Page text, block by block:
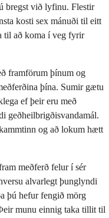
bregst við lyfinu. Flestir
kosti sex mánuði til eitt
til að koma í veg fyrir
framförum þínum og
þína. Sumir gætu
ef þeir eru með
geðheilbrigðisvandamál.
og að lokum hætt
meðferð felur í sér
alvarlegt þunglyndi
þú hefur fengið mörg
munu einnig taka tillit til